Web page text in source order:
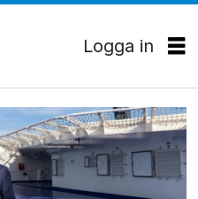
Logga in